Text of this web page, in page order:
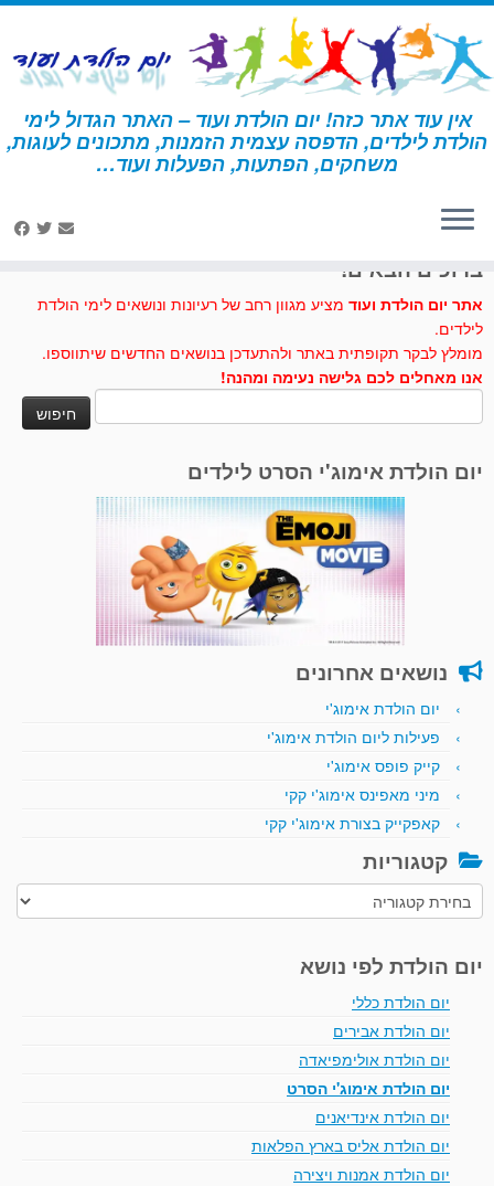
דלג
לתוכן
אין עוד אתר כזה! יום הולדת ועוד – האתר הגדול לימי
הולדת לילדים, הדפסה עצמית הזמנות, מתכונים לעוגות,
משחקים, הפתעות, הפעלות ועוד… דף הבית » יום הולדת כללי לילדים » מחזיק עפרונות בסגנון אינדיאני
ברוכים הבאים!
אתר יום הולדת ועוד מציע מגוון רחב של רעיונות ונושאים לימי הולדת
לילדים.
מומלץ לבקר תקופתית באתר ולהתעדכן בנושאים החדשים שיתווספו.
אנו מאחלים לכם גלישה נעימה ומהנה!
יום הולדת אימוג'י הסרט לילדים
נושאים אחרונים
יום הולדת אימוג'י
פעילות ליום הולדת אימוג'י
קייק פופס אימוג'י
מיני מאפינס אימוג'י קקי
קאפקייק בצורת אימוג'י קקי
קטגוריות
קטגוריות
יום הולדת לפי נושא
יום הולדת כללי
יום הולדת אבירים
יום הולדת אולימפיאדה
יום הולדת אימוג'י הסרט
יום הולדת אינדיאנים
יום הולדת אליס בארץ הפלאות
יום הולדת אמנות ויצירה